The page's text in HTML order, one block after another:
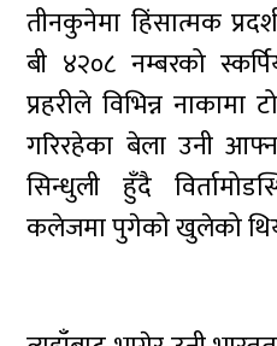
तीनकुनेमा हिंसात्मक
बी ४२०८ नम्बरको
प्रहरीले विभिन्न
गरिरहेका बेला उनी
सिन्धुली हुँदै
कलेजमा पुगेको खुलेको